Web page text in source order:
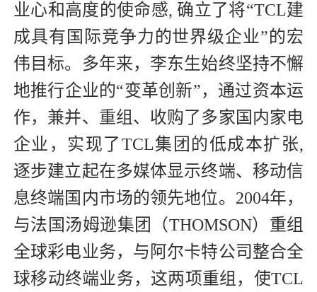
业心和高度的使命感, 确立了将“TCL建
成具有国际竞争力的世界级企业”的宏
伟目标。多年来，李东生始终坚持不懈
地推行企业的“变革创新”，通过资本运
作，兼并、重组、收购了多家国内家电
企业，实现了TCL集团的低成本扩张,
逐步建立起在多媒体显示终端、移动信
息终端国内市场的领先地位。2004年，
与法国汤姆逊集团（THOMSON）重组
全球彩电业务，与阿尔卡特公司整合全
球移动终端业务，这两项重组，使TCL